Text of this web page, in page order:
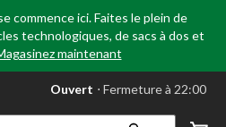
commence ici. Faites le plein de
technologiques, de sacs à dos et
maintenant
votre
préféré
Ouvert ⋅ Fermeture à 22:00